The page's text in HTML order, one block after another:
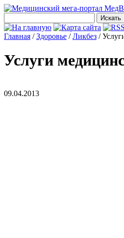
Главная /Здоровье /Ликбез /
Услуги
09.04.2013